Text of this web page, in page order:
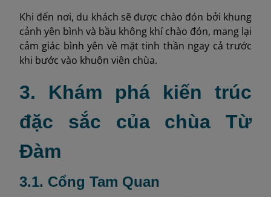
Khi đến nơi, du khách sẽ được chào đón bởi khung
cảnh yên bình và bầu không khí chào đón, mang lại
cảm giác bình yên về mặt tinh thần ngay cả trước
khi bước vào khuôn viên chùa.
3. Khám phá kiến trúc
đặc sắc của chùa Từ
Đàm
3.1. Cổng Tam Quan